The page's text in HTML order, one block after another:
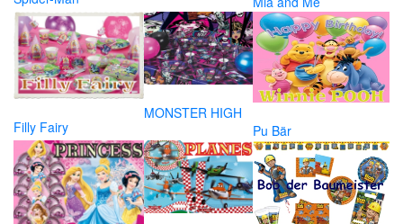
Filly Fairy
MONSTER HIGH
Pu Bär